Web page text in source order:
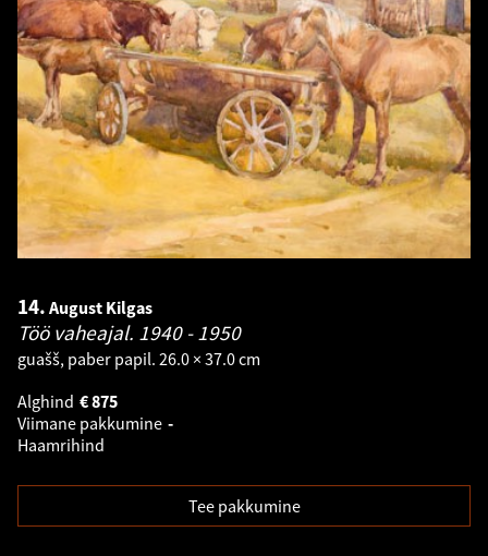
14. August Kilgas
Töö vaheajal. 1940 - 1950
guašš, paber papil. 26.0 × 37.0 cm
Alghind
875
€
Viimane pakkumine -
Haamrihind
Tee pakkumine